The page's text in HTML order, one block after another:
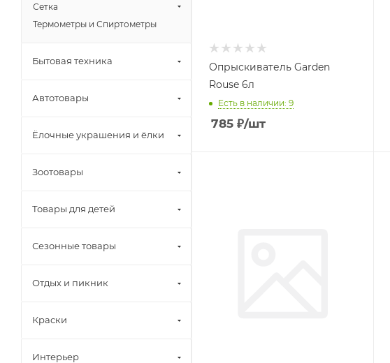
Опрыскиватель Garden
Rouse 6л
Есть в наличии: 9
785 ₽/шт
Сетка
Термометры и Спиртометры
Бытовая техника
Автотовары
Ёлочные украшения и ёлки
Зоотовары
Товары для детей
Сезонные товары
Отдых и пикник
Краски
Интерьер